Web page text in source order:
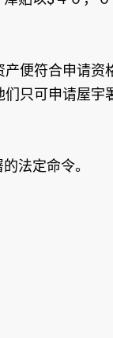
便符合申请资
只可申请屋
法定命令。